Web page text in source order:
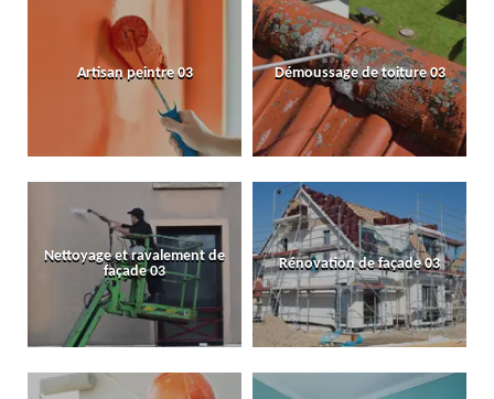
Artisan peintre 03 Démoussage de toiture 03
Nettoyage et ravalement de
façade 03
Rénovation de façade 03